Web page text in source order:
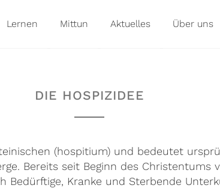
Lernen Mittun Aktuelles Über uns
DIE HOSPIZIDEE
(hospitium) und bedeutet
Bereits seit Beginn des Christentums
Bedürftige, Kranke und Sterbende